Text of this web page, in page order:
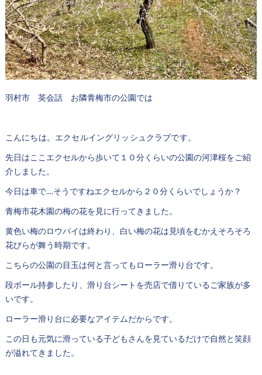
羽村市 英会話 お隣青梅市の公園では
こんにちは。エクセルイングリッシュクラブです。
先日はここエクセルから歩いて１０分くらいの公園の河津桜をご紹
介しました。
今日は車で....そうですねエクセルから２０分くらいでしょうか？
青梅市花木園の梅の花を見に行ってきました。
黄色い梅のロウバイは終わり、白い梅の花は見頃をむかえそろそろ
花びらが舞う時期です。
こちらの公園の目玉は何と言ってもローラー滑り台です。
段ボール持参したり、滑り台シートを売店で借りているご家族が多
いです。
ローラー滑り台に必要なアイテムだからです。
この日も元気に滑っている子どもさんを見ているだけで自然と笑顔
が溢れてきました。